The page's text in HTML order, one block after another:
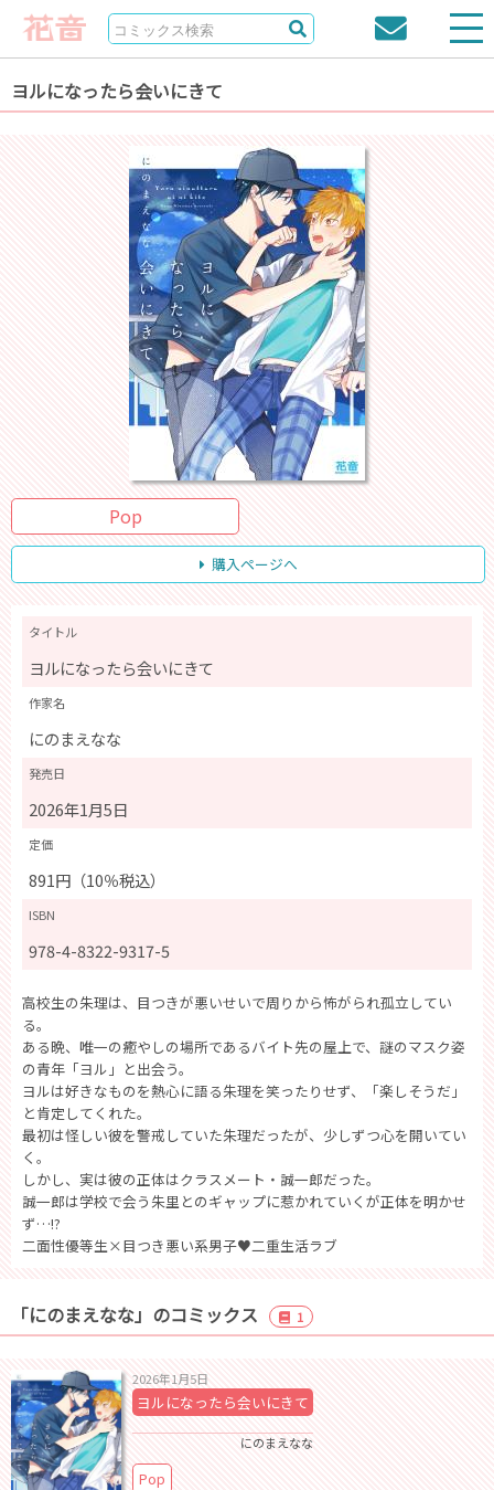
ヨルになったら会いにきて
Pop
購入ページへ
タイトル
ヨルになったら会いにきて
作家名
にのまえなな
発売日
2026年1月5日
定価
891円（10％税込）
ISBN
978-4-8322-9317-5
高校生の朱理は、目つきが悪いせいで周りから怖がられ孤立してい
る。
ある晩、唯一の癒やしの場所であるバイト先の屋上で、謎のマスク姿
の青年「ヨル」と出会う。
ヨルは好きなものを熱心に語る朱理を笑ったりせず、「楽しそうだ」
と肯定してくれた。
最初は怪しい彼を警戒していた朱理だったが、少しずつ心を開いてい
く。
しかし、実は彼の正体はクラスメート・誠一郎だった。
誠一郎は学校で会う朱里とのギャップに惹かれていくが正体を明かせ
ず…!?
二面性優等生×目つき悪い系男子♥二重生活ラブ
「にのまえなな」のコミックス 1
2026年1月5日
ヨルになったら会いにきて
にのまえなな
Pop